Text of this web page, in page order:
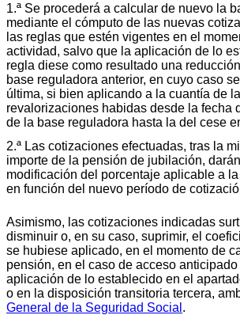
1.ª Se procederá a calcular de nuevo la
mediante el cómputo de las nuevas
las reglas que estén vigentes en el
actividad, salvo que la aplicación de lo
regla diese como resultado una
base reguladora anterior, en cuyo caso
última, si bien aplicando a la cuantía de
revalorizaciones habidas desde la fecha
de la base reguladora hasta la del cese
2.ª Las cotizaciones efectuadas, tras la
importe de la pensión de jubilación,
modificación del porcentaje aplicable a
en función del nuevo período de
Asimismo, las cotizaciones indicadas
disminuir o, en su caso, suprimir, el
se hubiese aplicado, en el momento de
pensión, en el caso de acceso
aplicación de lo establecido en el
o en la disposición transitoria tercera,
General de la Seguridad Social .